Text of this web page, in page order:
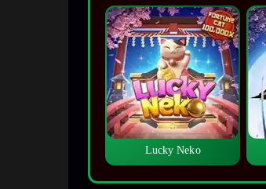
Lucky Neko